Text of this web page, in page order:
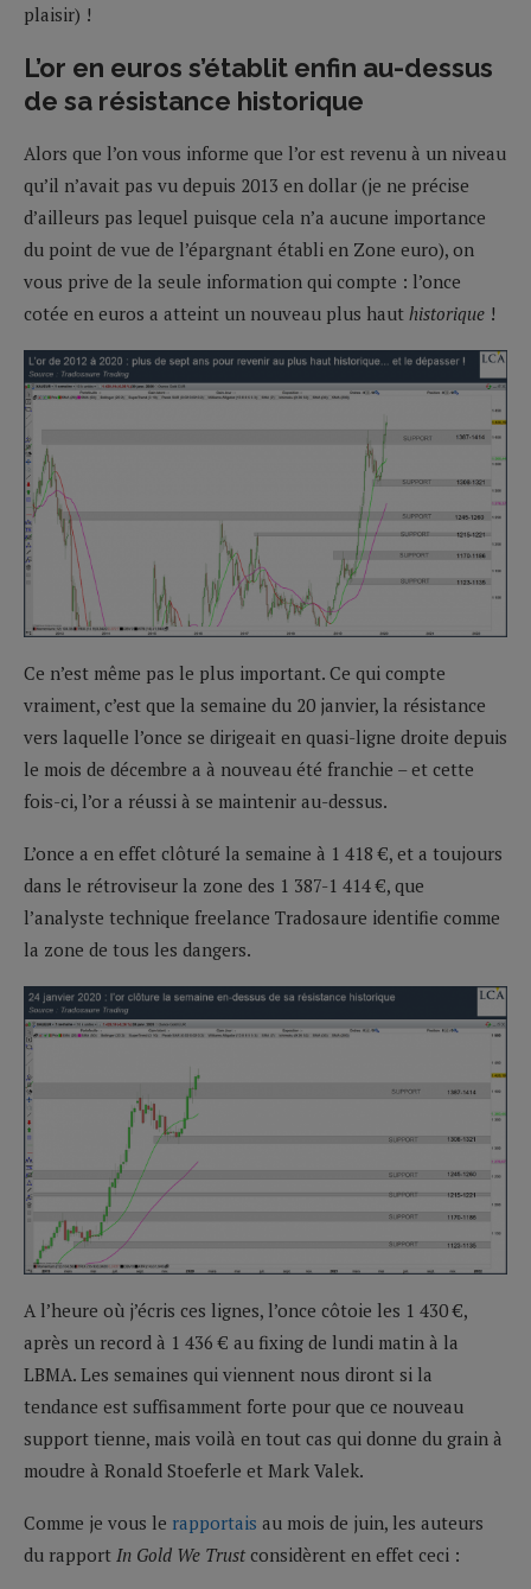
plaisir) !
L’or en euros s’établit enfin au-dessus
de sa résistance historique
Alors que l’on vous informe que l’or est revenu à un niveau
qu’il n’avait pas vu depuis 2013 en dollar (je ne précise
d’ailleurs pas lequel puisque cela n’a aucune importance
du point de vue de l’épargnant établi en Zone euro), on
vous prive de la seule information qui compte : l’once
cotée en euros a atteint un nouveau plus haut historique !
Ce n’est même pas le plus important. Ce qui compte
vraiment, c’est que la semaine du 20 janvier, la résistance
vers laquelle l’once se dirigeait en quasi-ligne droite depuis
le mois de décembre a à nouveau été franchie – et cette
fois-ci, l’or a réussi à se maintenir au-dessus.
L’once a en effet clôturé la semaine à 1 418 €, et a toujours
dans le rétroviseur la zone des 1 387-1 414 €, que
l’analyste technique freelance Tradosaure identifie comme
la zone de tous les dangers.
A l’heure où j’écris ces lignes, l’once côtoie les 1 430 €,
après un record à 1 436 € au fixing de lundi matin à la
LBMA. Les semaines qui viennent nous diront si la
tendance est suffisamment forte pour que ce nouveau
support tienne, mais voilà en tout cas qui donne du grain à
moudre à Ronald Stoeferle et Mark Valek.
Comme je vous le rapportais au mois de juin, les auteurs
du rapport In Gold We Trust considèrent en effet ceci :